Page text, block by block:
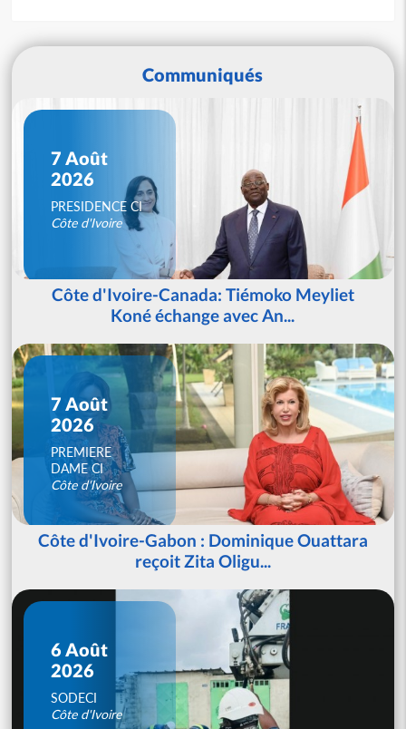
Communiqués
7 Août
2026
PRESIDENCE CI
Côte d'Ivoire
Côte d'Ivoire-Canada: Tiémoko Meyliet
Koné échange avec An...
7 Août
2026
PREMIERE
DAME CI
Côte d'Ivoire
Côte d'Ivoire-Gabon : Dominique Ouattara
reçoit Zita Oligu...
6 Août
2026
SODECI
Côte d'Ivoire